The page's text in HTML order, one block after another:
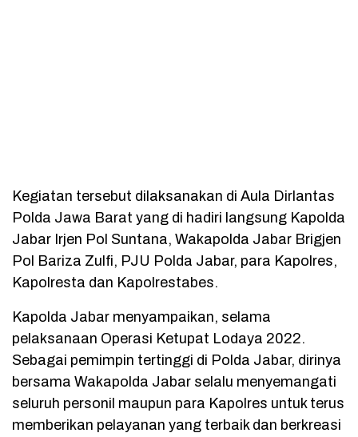
Kegiatan tersebut dilaksanakan di Aula Dirlantas
Polda Jawa Barat yang di hadiri langsung Kapolda
Jabar Irjen Pol Suntana, Wakapolda Jabar Brigjen
Pol Bariza Zulfi, PJU Polda Jabar, para Kapolres,
Kapolresta dan Kapolrestabes.
Kapolda Jabar menyampaikan, selama
pelaksanaan Operasi Ketupat Lodaya 2022.
Sebagai pemimpin tertinggi di Polda Jabar, dirinya
bersama Wakapolda Jabar selalu menyemangati
seluruh personil maupun para Kapolres untuk terus
memberikan pelayanan yang terbaik dan berkreasi